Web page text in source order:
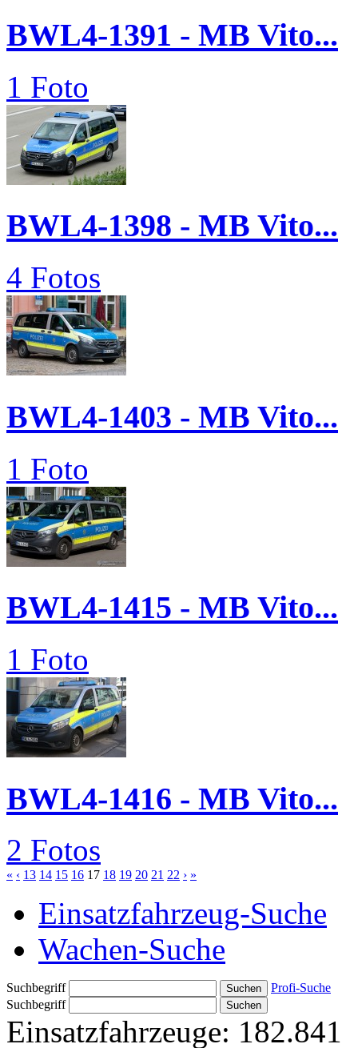
BWL4-1391 - MB Vito...
1 Foto
BWL4-1398 - MB Vito...
4 Fotos
BWL4-1403 - MB Vito...
1 Foto
BWL4-1415 - MB Vito...
1 Foto
BWL4-1416 - MB Vito...
2 Fotos
« ‹ 13 14 15 16 17 18 19 20 21 22 › »
Einsatzfahrzeug-Suche
Wachen-Suche
Suchbegriff
Profi-Suche
Suchbegriff
Einsatzfahrzeuge: 182.841